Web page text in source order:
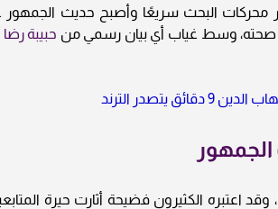
محركات البحث سريعًا وأصبح حديث
صحته، وسط غياب أي بيان رسمي من حبيبة
يتصدر الترند
، وقد اعتبره الكثيرون فضيحة أثارت حيرة